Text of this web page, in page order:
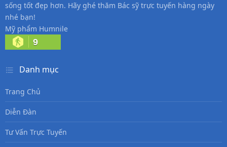
sống tốt đẹp hơn. Hãy ghé thăm Bác sỹ trực tuyến hàng ngày
nhé bạn!
Mỹ phẩm Humnile
9
Danh mục
Trang Chủ
Diễn Đàn
Tư Vấn Trực Tuyến